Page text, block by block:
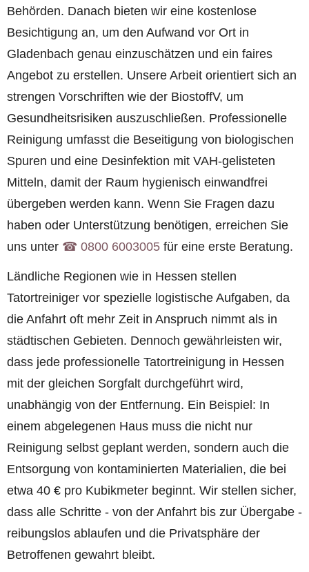
Behörden. Danach bieten wir eine kostenlose
Besichtigung an, um den Aufwand vor Ort in
Gladenbach genau einzuschätzen und ein faires
Angebot zu erstellen. Unsere Arbeit orientiert sich an
strengen Vorschriften wie der BiostoffV, um
Gesundheitsrisiken auszuschließen. Professionelle
Reinigung umfasst die Beseitigung von biologischen
Spuren und eine Desinfektion mit VAH-gelisteten
Mitteln, damit der Raum hygienisch einwandfrei
übergeben werden kann. Wenn Sie Fragen dazu
haben oder Unterstützung benötigen, erreichen Sie
uns unter ☎︎ 0800 6003005 für eine erste Beratung.
Ländliche Regionen wie in Hessen stellen
Tatortreiniger vor spezielle logistische Aufgaben, da
die Anfahrt oft mehr Zeit in Anspruch nimmt als in
städtischen Gebieten. Dennoch gewährleisten wir,
dass jede professionelle Tatortreinigung in Hessen
mit der gleichen Sorgfalt durchgeführt wird,
unabhängig von der Entfernung. Ein Beispiel: In
einem abgelegenen Haus muss die nicht nur
Reinigung selbst geplant werden, sondern auch die
Entsorgung von kontaminierten Materialien, die bei
etwa 40 € pro Kubikmeter beginnt. Wir stellen sicher,
dass alle Schritte - von der Anfahrt bis zur Übergabe -
reibungslos ablaufen und die Privatsphäre der
Betroffenen gewahrt bleibt.